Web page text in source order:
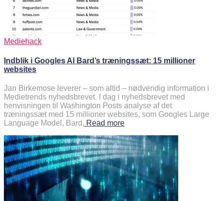
Mediehack
Indblik i Googles AI Bard’s træningssæt: 15 millioner
websites
Jan Birkemose leverer – som altid – nødvendig information i
Medietrends nyhedsbrevet. I dag i nyhedsbrevet med
henvisningen til Washington Posts analyse af det
træningssæt med 15 millioner websites, som Googles Large
Language Model, Bard, Read more